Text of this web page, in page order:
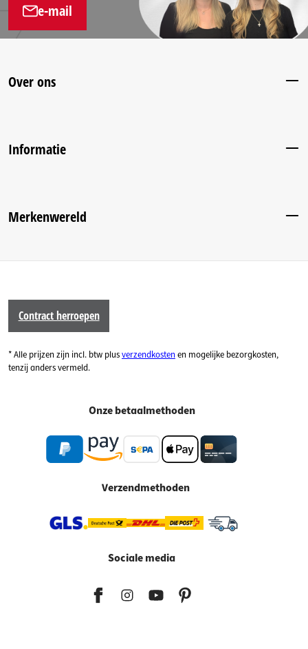
e-mail
Over ons
Informatie
Merkenwereld
Contract herroepen
* Alle prijzen zijn incl. btw plusverzendkostenen mogelijke bezorgkosten,
tenzij anders vermeld.
Onze betaalmethoden
Verzendmethoden
Sociale media